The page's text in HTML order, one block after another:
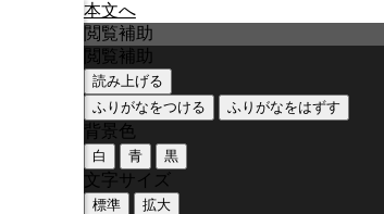
本文へ
閲覧補助
閲覧補助
読み上げる
ふりがなをつける
ふりがなをはずす
背景色
白 青 黒
文字サイズ
標準 拡大